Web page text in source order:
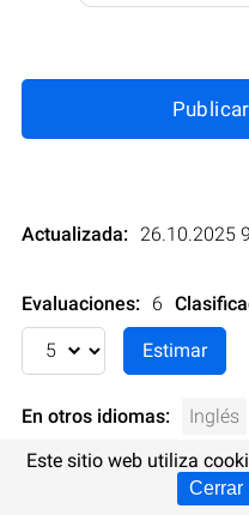
Actualizada: 26.10.2025
Evaluaciones: 6
En otros idiomas: Inglés
Ucraniano Ruso
Este sitio web utiliza
Cerrar